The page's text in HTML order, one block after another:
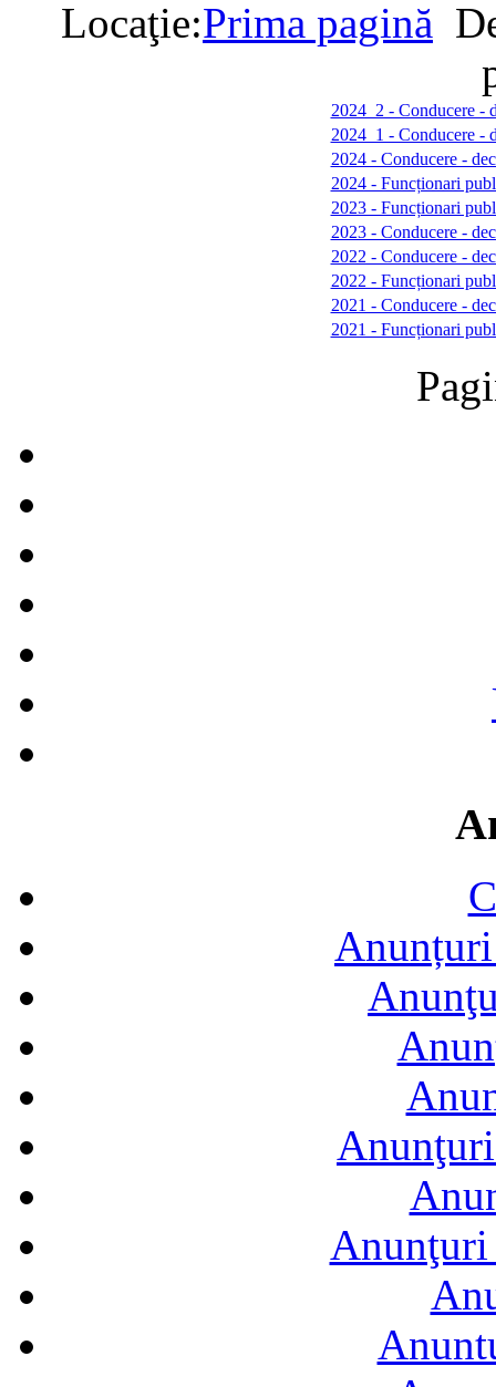
Locaţie:Prima pagină
2024_2 - Conducere -
2024_1 - Conducere -
2024 - Conducere -
2024 - Funcționari
2023 - Funcționari
2023 - Conducere -
2022 - Conducere -
2022 - Funcționari
2021 - Conducere -
2021 - Funcționari